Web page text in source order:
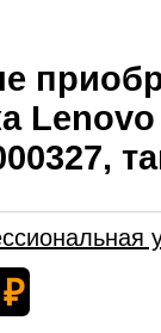
Lenovo
₽